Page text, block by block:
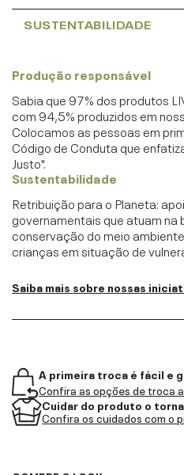
SUSTENTABILIDADE
Produção responsável
Sabia que 97% dos produtos
com 94,5% produzidos em
Colocamos as pessoas em
Código de Conduta que
Justo".
Sustentabilidade
Retribuição para o Planeta:
governamentais que atuam
conservação do meio
crianças em situação de
Saiba mais sobre nossas
A primeira troca é fácil e
Confira as opções de troca
Cuidar do produto o torna
Confira os cuidados com o